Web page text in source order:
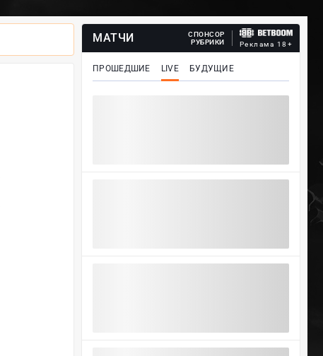
МАТЧИ
СПОНСОР
РУБРИКИ
Реклама 18+
ПРОШЕДШИЕ LIVE БУДУЩИЕ